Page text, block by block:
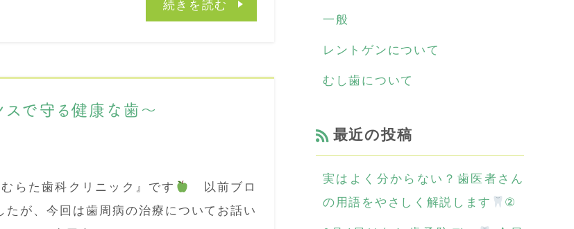
続きを読む
で守る健康な歯～
らた歯科クリニック』です
以前ブロ
が、今回は歯周病の治療についてお話い
一般
レントゲンについて
むし歯について
最近の投稿
実はよく分からない？歯医者さん
の用語をやさしく解説します
②